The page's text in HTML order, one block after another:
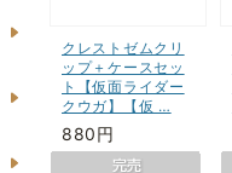
クレストゼムクリ
ップ＋ケースセッ
ト【仮面ライダー
クウガ】【仮 …
880円